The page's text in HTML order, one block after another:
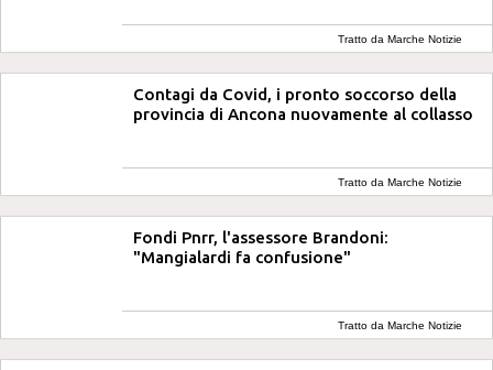
Tratto da Marche Notizie
Contagi da Covid, i pronto soccorso della
provincia di Ancona nuovamente al collasso
Tratto da Marche Notizie
Fondi Pnrr, l'assessore Brandoni:
"Mangialardi fa confusione"
Tratto da Marche Notizie